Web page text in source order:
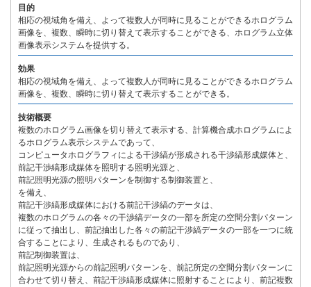
目的
相応の視域角を備え、よって複数人が同時に見ることができるホログラム
画像を、複数、瞬時に切り替えて表示することができる、ホログラム立体
画像表示システムを提供する。
効果
相応の視域角を備え、よって複数人が同時に見ることができるホログラム
画像を、複数、瞬時に切り替えて表示することができる。
技術概要
複数のホログラム画像を切り替えて表示する、計算機合成ホログラムによ
るホログラム表示システムであって、
コンピュータホログラフィによる干渉縞が形成される干渉縞形成媒体と、
前記干渉縞形成媒体を照明する照明光源と、
前記照明光源の照明パターンを制御する制御装置と、
を備え、
前記干渉縞形成媒体における前記干渉縞のデータは、
複数のホログラムの各々の干渉縞データの一部を所定の空間分割パターン
に従って抽出し、前記抽出した各々の前記干渉縞データの一部を一つに統
合することにより、生成されるものであり、
前記制御装置は、
前記照明光源からの前記照明パターンを、前記所定の空間分割パターンに
合わせて切り替え、前記干渉縞形成媒体に照射することにより、前記複数